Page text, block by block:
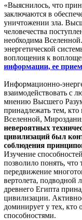
«Выяснилось, что
заключаются в
уничтожении зла.
человечества
необходима
энергетической
воплощения к
информации, ее
Информационно-
взаимодействовать с
мнению Высшего
принадлежать тем, кто
Вселенной,
невероятных
цивилизаций был
соблюдения
Изучение
позволило понять, что
передвижение
вертолета, подводной
древнего Египта
цивилизации.
доминирует у тех, кто
способностями.